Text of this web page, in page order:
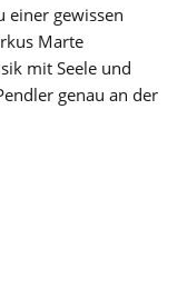
einer gewissen
Marte
mit Seele und
genau an der